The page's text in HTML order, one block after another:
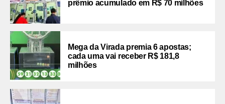
prêmio acumulado em R$ 70 milhões
Mega da Virada premia 6 apostas;
cada uma vai receber R$ 181,8
milhões